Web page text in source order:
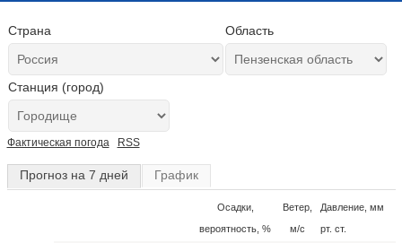
Страна Область
Станция (город)
Фактическая погода RSS
Прогноз на 7 дней График
Осадки,
вероятность, %
Ветер,
м/с
Давление, мм
рт. ст.